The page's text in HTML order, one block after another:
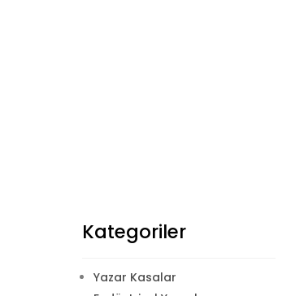
Kategoriler
Yazar Kasalar